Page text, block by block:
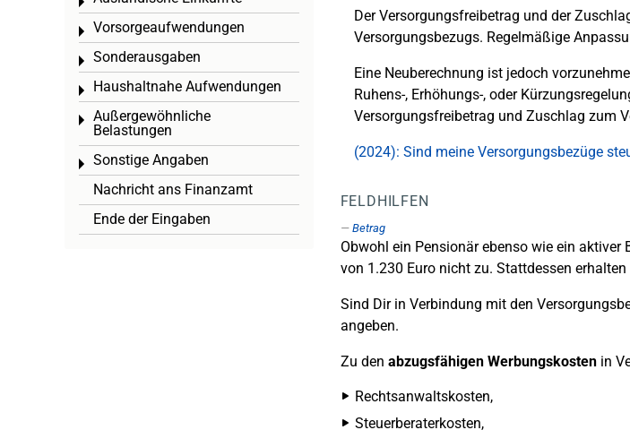
Der Versorgungsfreibetrag und der
Versorgungsbezugs. Regelmäßige
Eine Neuberechnung ist jedoch
Ruhens-, Erhöhungs-, oder
Versorgungsfreibetrag und Zuschlag zum
(2024): Sind meine Versorgungsbezüge
FELDHILFEN
Betrag
Obwohl ein Pensionär ebenso wie ein
von 1.230 Euro nicht zu. Stattdessen
Sind Dir in Verbindung mit den
angeben.
Zu den abzugsfähigen Werbungskostenin
Rechtsanwaltskosten,
Steuerberaterkosten,
Vorsorgeaufwendungen
Toggle menu
Sonderausgaben
Toggle menu
Haushaltnahe Aufwendungen
Toggle menu
Außergewöhnliche
Belastungen
Toggle menu
Sonstige Angaben
Toggle menu
Nachricht ans Finanzamt
Ende der Eingaben